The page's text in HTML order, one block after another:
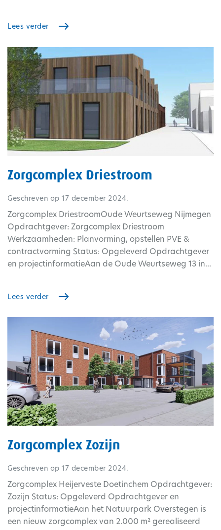
Lees verder
Zorgcomplex Driestroom
Geschreven op 17 december 2024.
Zorgcomplex DriestroomOude Weurtseweg Nijmegen
Opdrachtgever: Zorgcomplex Driestroom
Werkzaamheden: Planvorming, opstellen PVE &
contractvorming Status: Opgeleverd Opdrachtgever
en projectinformatieAan de Oude Weurtseweg 13 in...
Lees verder
Zorgcomplex Zozijn
Geschreven op 17 december 2024.
Zorgcomplex Heijerveste Doetinchem Opdrachtgever:
Zozijn Status: Opgeleverd Opdrachtgever en
projectinformatieAan het Natuurpark Overstegen is
een nieuw zorgcomplex van 2.000 m² gerealiseerd